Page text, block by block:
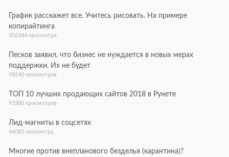
График расскажет все. Учитесь рисовать. На примере
копирайтинга
356344 просмотра
Песков заявил, что бизнес не нуждается в новых мерах
поддержки. Их не будет
98540 просмотров
ТОП 10 лучших продающих сайтов 2018 в Рунете
93380 просмотров
Лид-магниты в соцсетях
66083 просмотра
Многие против внепланового безделья (карантина)?